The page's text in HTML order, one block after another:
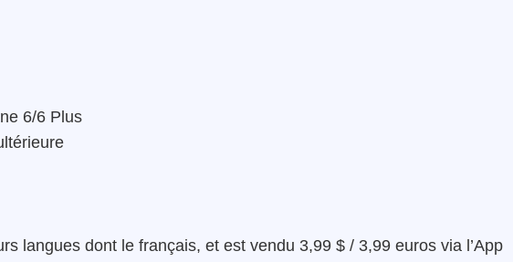
6/6 Plus
langues dont le français, et est vendu 3,99 $ / 3,99 euros via l’App